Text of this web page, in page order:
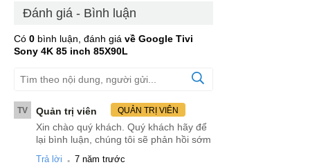
Đánh giá - Bình luận
Có 0 bình luận, đánh giá về Google Tivi
Sony 4K 85 inch 85X90L
TV Quản trị viên QUẢN TRỊ VIÊN
Xin chào quý khách. Quý khách hãy để
lại bình luận, chúng tôi sẽ phản hồi sớm
Trả lời . 7 năm trước